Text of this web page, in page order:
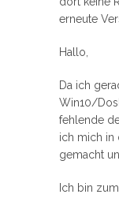
erneute
Hallo,
Da ich
Win10/
fehlende
ich mich in
gemacht
Ich bin